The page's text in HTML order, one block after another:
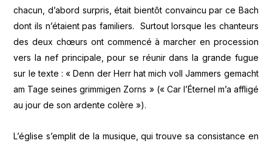
chacun, d’abord surpris, était bientôt convaincu par ce Bach
dont ils n’étaient pas familiers. Surtout lorsque les chanteurs
des deux chœurs ont commencé à marcher en procession
vers la nef principale, pour se réunir dans la grande fugue
sur le texte : « Denn der Herr hat mich voll Jammers gemacht
am Tage seines grimmigen Zorns » (« Car l’Éternel m’a affligé
au jour de son ardente colère »).
L’église s’emplit de la musique, qui trouve sa consistance en